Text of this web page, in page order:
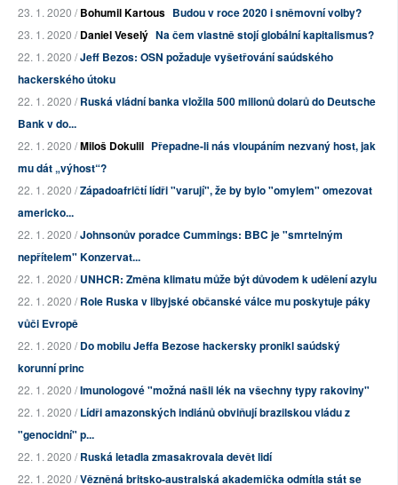
23. 1. 2020 /Bohumil Kartous Budou v roce 2020 i sněmovní volby?
23. 1. 2020 /Daniel Veselý Na čem vlastně stojí globální kapitalismus?
22. 1. 2020 /Jeff Bezos: OSN požaduje vyšetřování saúdského
hackerského útoku
22. 1. 2020 /Ruská vládní banka vložila 500 milionů dolarů do Deutsche
Bank v do...
22. 1. 2020 /Miloš Dokulil Přepadne-li nás vloupáním nezvaný host, jak
mu dát „výhost“?
22. 1. 2020 /Západoafričtí lídři "varují", že by bylo "omylem" omezovat
americko...
22. 1. 2020 /Johnsonův poradce Cummings: BBC je "smrtelným
nepřítelem" Konzervat...
22. 1. 2020 /UNHCR: Změna klimatu může být důvodem k udělení azylu
22. 1. 2020 /Role Ruska v libyjské občanské válce mu poskytuje páky
vůči Evropě
22. 1. 2020 /Do mobilu Jeffa Bezose hackersky pronikl saúdský
korunní princ
22. 1. 2020 /Imunologové "možná našli lék na všechny typy rakoviny"
22. 1. 2020 /Lídři amazonských indiánů obviňují brazilskou vládu z
"genocidní" p...
22. 1. 2020 /Ruská letadla zmasakrovala devět lidí
22. 1. 2020 /Vězněná britsko-australská akademička odmítla stát se